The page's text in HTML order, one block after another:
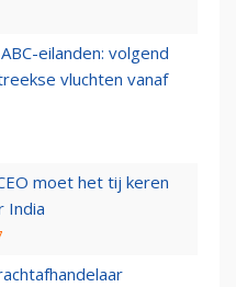
eilanden: volgend
vluchten vanaf
moet het tij keren
India